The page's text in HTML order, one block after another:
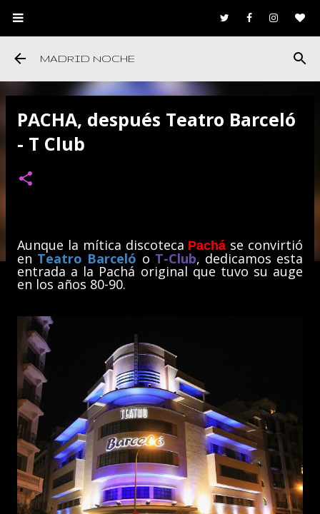
Ir al contenido principal
MADRID NOCHE
PACHA, después Teatro Barceló
- T Club
Aunque la mítica discoteca Pachá se convirtió
en Teatro Barceló o T-Club, dedicamos esta
entrada a la Pachá original que tuvo su auge
en los años 80-90.